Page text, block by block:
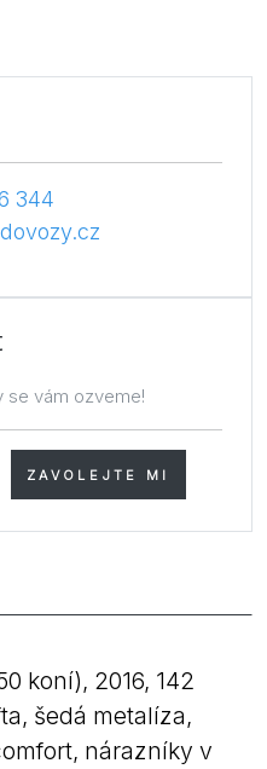
344
se vám ozveme!
ZAVOLEJTE MI
koní), 2016, 142
šedá metalíza,
nárazníky v